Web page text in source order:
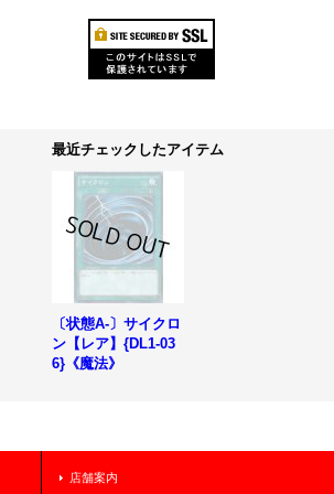
最近チェックしたアイテム
〔状態A-〕サイクロ
ン【レア】{DL1-03
6}《魔法》
店舗案内